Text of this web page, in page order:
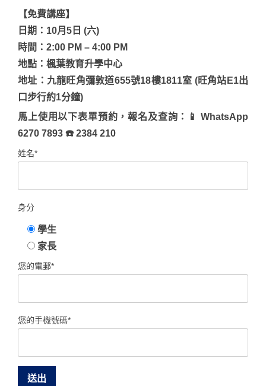
【免費講座】
日期：10月5日 (六)
時間：2:00 PM – 4:00 PM
地點：楓葉教育升學中心
地址：九龍旺角彌敦道655號18樓1811室 (旺角站E1出
口步行約1分鐘)
馬上使用以下表單預約，報名及查詢：
📱
WhatsApp
6270 7893 ☎️ 2384 210
姓名*
身分
學生
家長
您的電郵*
您的手機號碼*